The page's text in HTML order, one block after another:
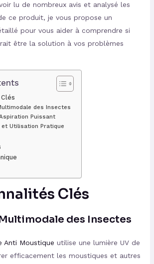
lu de nombreux avis et analysé les
ce produit, je vous propose un
pour vous aider à comprendre si
être la solution à vos problèmes
des Insectes
Puissant
et Utilisation Pratique
Clés
des Insectes
Anti Moustique utilise une lumière UV de
efficacement les moustiques et autres